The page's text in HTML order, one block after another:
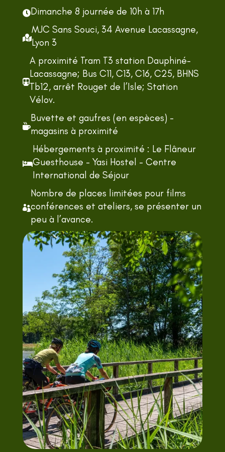
Dimanche 8 journée de 10h à 17h

MJC Sans Souci, 34 Avenue Lacassagne,
Lyon 3

A proximité Tram T3 station Dauphiné-
Lacassagne; Bus C11, C13, C16, C25, BHNS
Tb12, arrêt Rouget de l’Isle; Station
Vélov.

Buvette et gaufres (en espèces) -
magasins à proximité

Hébergements à proximité : Le Flâneur
Guesthouse - Yasi Hostel - Centre
International de Séjour

Nombre de places limitées pour films
conférences et ateliers, se présenter un
peu à l’avance.